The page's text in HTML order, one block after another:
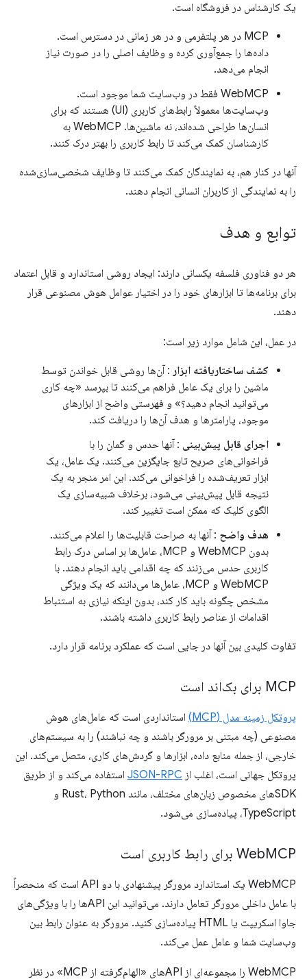
یک کارشناس در فروشگاه است.
MCP در هر پلتفرمی و در هر زمانی در دسترس است.
داده‌ها را جمع‌آوری کرده و وظایف اصلی را در صورت نیاز
انجام می‌دهد.
WebMCP فقط در وب‌سایت شما موجود است.
وب‌سایت‌ها معمولاً رابط‌های کاربری (UI) هستند که برای
انسان‌ها طراحی شده‌اند، نه ماشین‌ها. WebMCP به
کارشناسان کمک می‌کند تا رابط کاربری را بهتر درک کنند.
آنها در کنار هم، به نمایندگان کمک می‌کنند تا وظایف شخصی‌سازی‌شده
را به نمایندگی از کاربران انسانی انجام دهند.
توابع و هدف
هر دو فناوری فلسفه یکسانی دارند: ایجاد روشی استاندارد و قابل اعتماد
برای برنامه‌ها تا ابزارهای خود را در اختیار عوامل هوش مصنوعی قرار
دهند.
در عمل، این شامل موارد زیر است:
کشف ساختاریافته ابزار : آن‌ها روشی قابل خواندن توسط
ماشین را برای یک عامل فراهم می‌کنند تا بپرسد «چه کاری
می‌توانید انجام دهید؟» و فهرستی واضح از ابزارهای
موجود، پارامترها و هدف آن‌ها را دریافت کند.
اجرای قابل پیش‌بینی : آنها حدس و گمان را با
فراخوانی‌های صریح تابع جایگزین می‌کنند. یک عامل، یک
ابزار تعریف‌شده را فراخوانی می‌کند. این امر منجر به یک
نتیجه قابل پیش‌بینی می‌شود، برخلاف شبیه‌سازی یک
الگوی کلیک که ممکن است تغییر کند.
هدف واضح : آنها به صراحت قابلیت‌ها را اعلام می‌کنند.
بدون WebMCP و MCP، عامل‌ها بر اساس درک رابط
کاربری حدس می‌زنند که چه اقدامی باید انجام دهند. با
WebMCP و MCP، عامل‌ها می‌دانند که یک ویژگی
مشخص چگونه باید کار کند، بدون اینکه نیازی به استنباط
اقدامات از عناصر رابط کاربری داشته باشند.
تفاوت کلیدی بین آنها در جایی است که عملکرد برنامه قرار دارد.
MCP برای بک‌اند است
پروتکل زمینه مدل (MCP)
استانداردی است که عامل‌های هوش
مصنوعی (چه مبتنی بر مرورگر باشند و چه نباشند) را به سیستم‌های
خارجی، از جمله منابع داده، ابزارها و گردش‌های کاری، متصل می‌کند. این
پروتکل جهانی است، اغلب از JSON-RPC استفاده می‌کند و از طریق
SDKهای مخصوص زبان‌های مختلف، مانند Rust، Python و
TypeScript، پیاده‌سازی می‌شود.
WebMCP برای رابط کاربری است
WebMCP یک استاندارد مرورگر پیشنهادی با دو API است که منحصراً
با عامل داخلی مرورگر تعامل دارند. می‌توانید این APIها را با ویژگی‌های
جاوا اسکریپت یا HTML پیاده‌سازی کنید. مرورگر به عنوان رابط بین
وب‌سایت شما و عامل عمل می‌کند.
WebMCP را مجموعه‌ای از APIهای «الهام‌گرفته از MCP» در نظر